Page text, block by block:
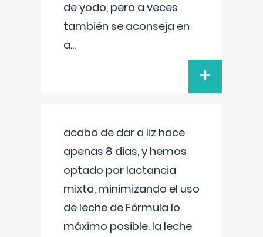
de yodo, pero a veces
también se aconseja en
a...
+
acabo de dar a liz hace
apenas 8 dias, y hemos
optado por lactancia
mixta, minimizando el uso
de leche de Fórmula lo
máximo posible. la leche